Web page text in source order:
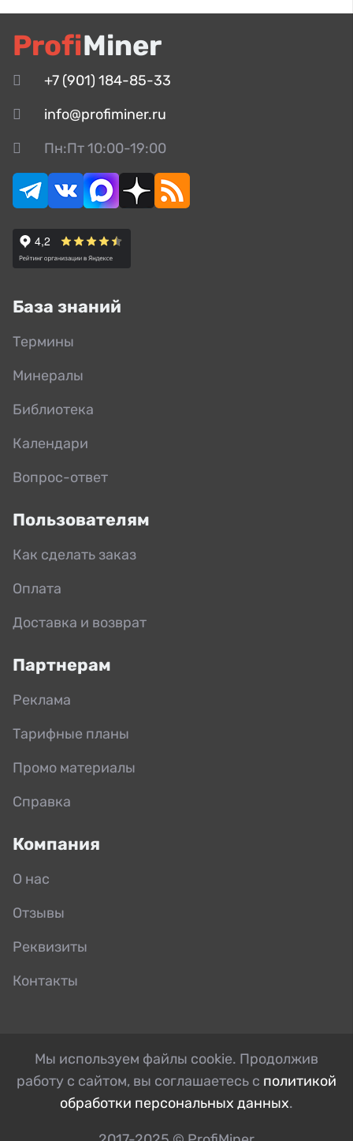
ProfiMiner
+7 (901) 184-85-33
info@profiminer.ru
Пн:Пт 10:00-19:00
База знаний
Термины
Минералы
Библиотека
Календари
Вопрос-ответ
Пользователям
Как сделать заказ
Оплата
Доставка и возврат
Партнерам
Реклама
Тарифные планы
Промо материалы
Справка
Компания
О нас
Отзывы
Реквизиты
Контакты
Мы используем файлы cookie. Продолжив
работу с сайтом, вы соглашаетесь с политикой
обработки персональных данных.